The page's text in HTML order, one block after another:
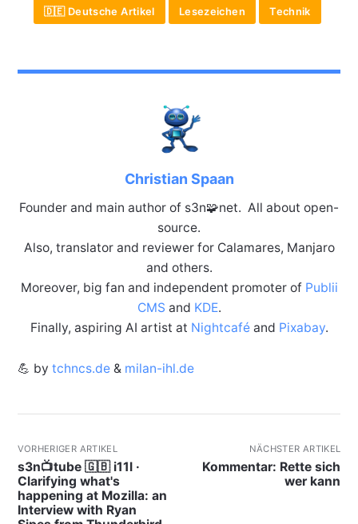
🇩🇪 Deutsche Artikel Lesezeichen Technik
Christian Spaan
Founder and main author of s3n🧩net. All about open-
source.
Also, translator and reviewer for Calamares, Manjaro
and others.
Moreover, big fan and independent promoter of Publii
CMS and KDE.
Finally, aspiring AI artist at Nightcaféand Pixabay.
💪 by tchncs.de& milan-ihl.de
VORHERIGER ARTIKEL
s3n📺tube 🇬🇧 i11l ·
Clarifying what's
happening at Mozilla: an
Interview with Ryan
NÄCHSTER ARTIKEL
Kommentar: Rette sich
wer kann